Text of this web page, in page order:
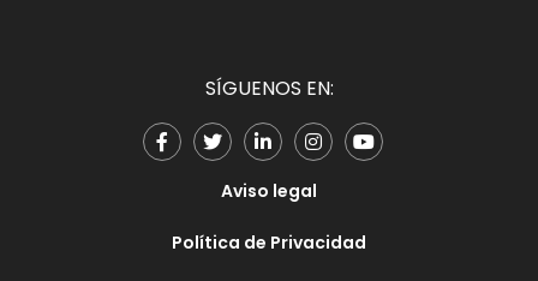
SÍGUENOS EN:
Aviso legal
Política de Privacidad